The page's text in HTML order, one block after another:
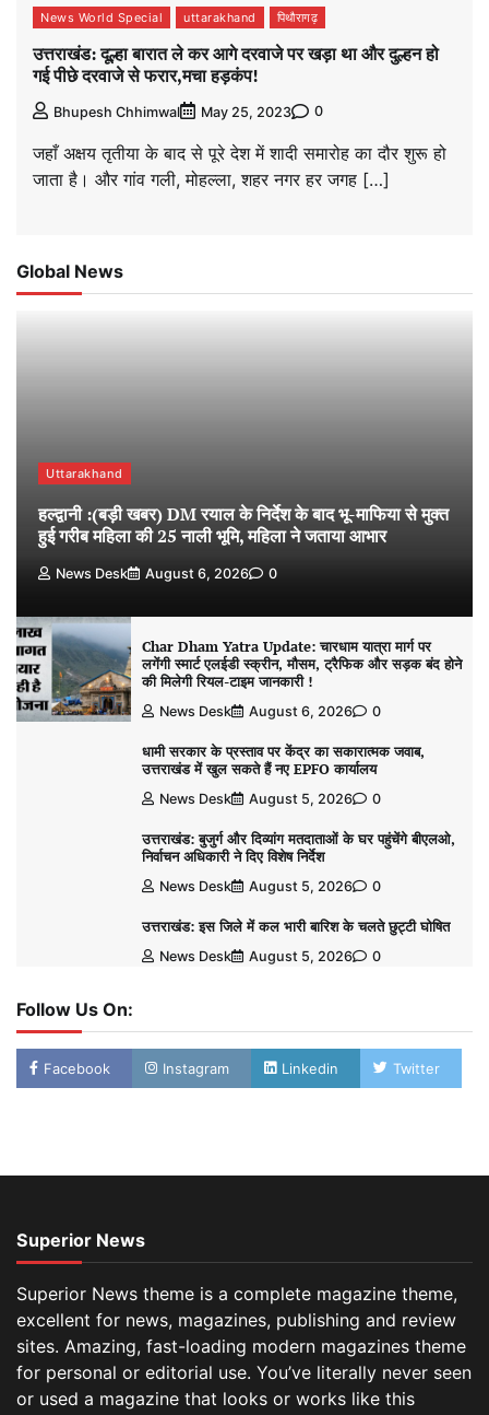
News World Special uttarakhand पिथौरागढ़
उत्तराखंड: दूल्हा बारात ले कर आगे दरवाजे पर खड़ा था और दुल्हन हो
गई पीछे दरवाजे से फरार,मचा हड़कंप!
Bhupesh Chhimwal May 25, 2023 0
जहाँ अक्षय तृतीया के बाद से पूरे देश में शादी समारोह का दौर शुरू हो
जाता है। और गांव गली, मोहल्ला, शहर नगर हर जगह […]
Global News
Uttarakhand
हल्द्वानी :(बड़ी खबर) DM रयाल के निर्देश के बाद भू-माफिया से मुक्त
हुई गरीब महिला की 25 नाली भूमि, महिला ने जताया आभार
News Desk August 6, 2026 0
Char Dham Yatra Update: चारधाम यात्रा मार्ग पर
लगेंगी स्मार्ट एलईडी स्क्रीन, मौसम, ट्रैफिक और सड़क बंद होने
की मिलेगी रियल-टाइम जानकारी !
News Desk August 6, 2026 0
धामी सरकार के प्रस्ताव पर केंद्र का सकारात्मक जवाब,
उत्तराखंड में खुल सकते हैं नए EPFO कार्यालय
News Desk August 5, 2026 0
उत्तराखंड: बुजुर्ग और दिव्यांग मतदाताओं के घर पहुंचेंगे बीएलओ,
निर्वाचन अधिकारी ने दिए विशेष निर्देश
News Desk August 5, 2026 0
उत्तराखंड: इस जिले में कल भारी बारिश के चलते छुट्टी घोषित
News Desk August 5, 2026 0
Follow Us On:
Facebook Instagram Linkedin Twitter
Superior News
Superior News theme is a complete magazine theme,
excellent for news, magazines, publishing and review
sites. Amazing, fast-loading modern magazines theme
for personal or editorial use. You’ve literally never seen
or used a magazine that looks or works like this